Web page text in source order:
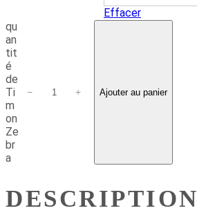
Effacer
qu
an
tit
é
de
Ti
m
on
Ze
br
a
− + Ajouter au panier
DESCRIPTION